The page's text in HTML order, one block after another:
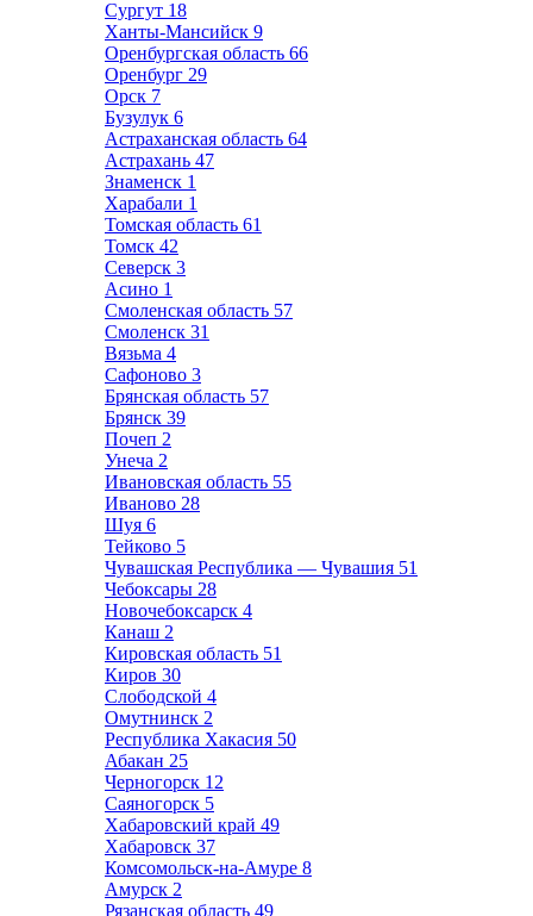
Сургут 18
Ханты-Мансийск 9
Оренбургская область 66
Оренбург 29
Орск 7
Бузулук 6
Астраханская область 64
Астрахань 47
Знаменск 1
Харабали 1
Томская область 61
Томск 42
Северск 3
Асино 1
Смоленская область 57
Смоленск 31
Вязьма 4
Сафоново 3
Брянская область 57
Брянск 39
Почеп 2
Унеча 2
Ивановская область 55
Иваново 28
Шуя 6
Тейково 5
Чувашская Республика — Чувашия 51
Чебоксары 28
Новочебоксарск 4
Канаш 2
Кировская область 51
Киров 30
Слободской 4
Омутнинск 2
Республика Хакасия 50
Абакан 25
Черногорск 12
Саяногорск 5
Хабаровский край 49
Хабаровск 37
Комсомольск-на-Амуре 8
Амурск 2
Рязанская область 49